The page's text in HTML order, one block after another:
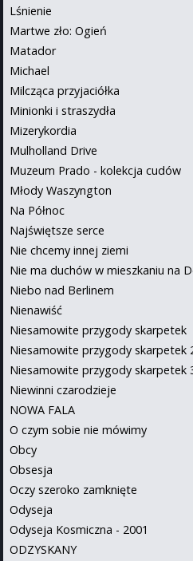
Lśnienie
Martwe zło: Ogień
Matador
Michael
Milcząca przyjaciółka
Minionki i straszydła
Mizerykordia
Mulholland Drive
Muzeum Prado - kolekcja cudów
Młody Waszyngton
Na Północ
Najświętsze serce
Nie chcemy innej ziemi
Nie ma duchów w mieszkaniu na
Niebo nad Berlinem
Nienawiść
Niesamowite przygody skarpetek
Niesamowite przygody skarpetek
Niesamowite przygody skarpetek
Niewinni czarodzieje
NOWA FALA
O czym sobie nie mówimy
Obcy
Obsesja
Oczy szeroko zamknięte
Odyseja
Odyseja Kosmiczna - 2001
ODZYSKANY